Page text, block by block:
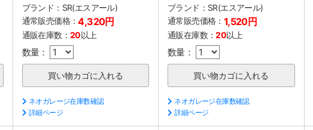
ブランド： SR(エスアール)
通常販売価格：4,320円
通販在庫数： 20以上
数量：
ネオガレージ在庫数確認
詳細ページ
ブランド： SR(エスアール)
通常販売価格： 1,520円
通販在庫数：20以上
数量：
ネオガレージ在庫数確認
詳細ページ